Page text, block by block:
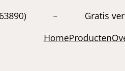
20663890) – Gratis
HomeProducten